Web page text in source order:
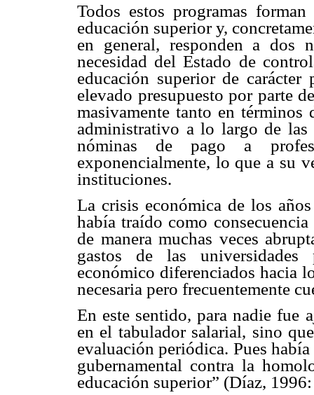
Todos estos programas
educación superior y,
en general, responden a dos
necesidad del Estado de
educación superior de
elevado presupuesto por parte
masivamente tanto en
administrativo a lo largo de
nóminas de pago a
exponencialmente, lo que a su
instituciones.
La crisis económica de los
había traído como
de manera muchas veces
gastos de las
económico diferenciados hacia
necesaria pero frecuentemente
En este sentido, para nadie fue
en el tabulador salarial, sino
evaluación periódica. Pues
gubernamental contra la
educación superior” (Díaz,